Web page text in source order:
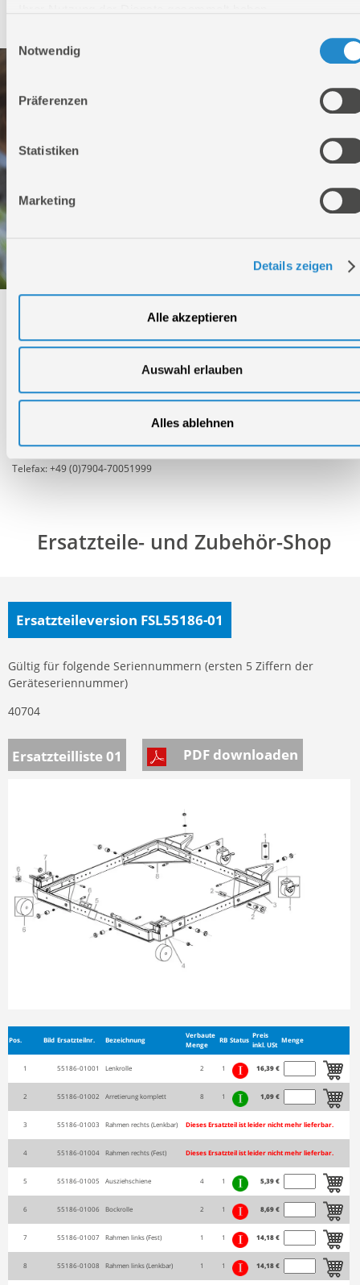
Notwendig
Präferenzen
Statistiken
Marketing
Details zeigen
Alle akzeptieren
Auswahl erlauben
Alles ablehnen
Bei Fragen rund um unsere Produkte und Anwendungen
09:00 - 17:00
Telefax: +49 (0)7904-70051999
Ersatzteile- und Zubehör-Shop
Ersatzteileversion FSL55186-01
Gültig für folgende Seriennummern (ersten 5 Ziffern der
Geräteseriennummer)
40704
Ersatzteilliste 01 PDF downloaden
Pos. Bild Ersatzteilnr. Bezeichnung
Verbaute
Menge
RB Status
Preis
inkl. USt
Menge
1 55186-01001 Lenkrolle 2 1 16,39 €
2 55186-01002 Arretierung komplett 8 1 1,09 €
3 55186-01003 Rahmen rechts (Lenkbar) Dieses Ersatzteil ist leider nicht mehr lieferbar.
4 55186-01004 Rahmen rechts (Fest) Dieses Ersatzteil ist leider nicht mehr lieferbar.
5 55186-01005 Ausziehschiene 4 1 5,39 €
6 55186-01006 Bockrolle 2 1 8,69 €
7 55186-01007 Rahmen links (Fest) 1 1 14,18 €
8 55186-01008 Rahmen links (Lenkbar) 1 1 14,18 €